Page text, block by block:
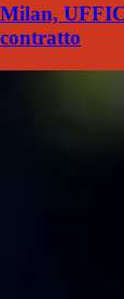
Milan,
contratto